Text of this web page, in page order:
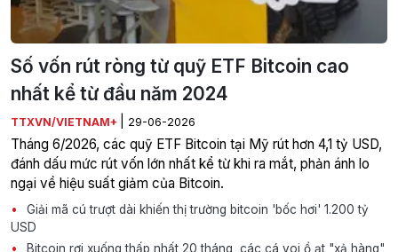
Số vốn rút ròng từ quỹ ETF Bitcoin cao
nhất kể từ đầu năm 2024
TTXVN/VIETNAM+ 29-06-2026
Tháng 6/2026, các quỹ ETF Bitcoin tại Mỹ rút hơn 4,1 tỷ USD,
đánh dấu mức rút vốn lớn nhất kể từ khi ra mắt, phản ánh lo
ngại về hiệu suất giảm của Bitcoin.
Giải mã cú trượt dài khiến thị trường bitcoin 'bốc hơi' 1.200 tỷ
USD
Bitcoin rơi xuống thấp nhất 20 tháng, các cá voi ồ ạt "xả hàng"